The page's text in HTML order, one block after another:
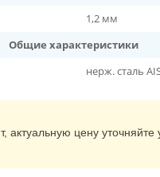
1,2 мм
Общие характеристики
нерж. сталь
актуальную цену уточняйте